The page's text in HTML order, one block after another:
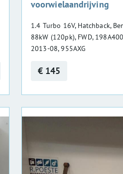
voorwielaandrijving
1.4 Turbo 16V, Hatchback,
88kW (120pk), FWD,
2013-08, 955AXG
€ 145